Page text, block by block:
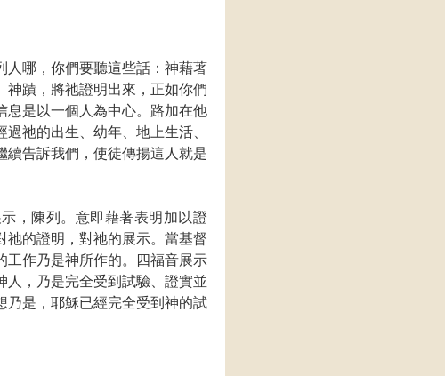
人哪，你們要聽這些話：神藉著
蹟，將祂證明出來，正如你們
息是以一個人為中心。路加在他
祂的出生、幼年、地上生活、
續告訴我們，使徒傳揚這人就是
，陳列。意即藉著表明加以證
祂的證明，對祂的展示。當基督
工作乃是神所作的。四福音展示
人，乃是完全受到試驗、證實並
乃是，耶穌已經完全受到神的試